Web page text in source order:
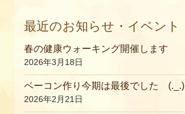
最近のお知らせ・イベント
春の健康ウォーキング開催します
2026年3月18日
ベーコン作り今期は最後でした (._.)
2026年2月21日